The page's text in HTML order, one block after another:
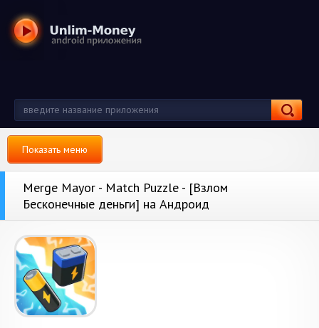
Показать меню
Merge Mayor - Match Puzzle - [Взлом
Бесконечные деньги] на Андроид